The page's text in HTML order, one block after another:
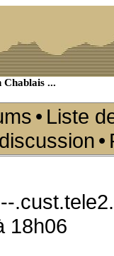
Chablais ...
• Liste
•
18h06